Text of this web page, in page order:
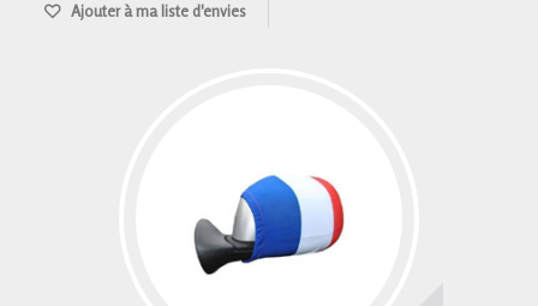
Ajouter à ma liste d'envies